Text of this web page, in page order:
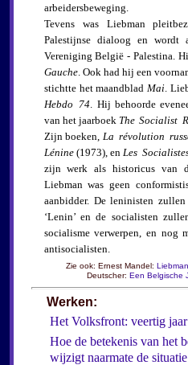
arbeidersbeweging.
Tevens was Liebman
Palestijnse dialoog en wordt
Vereniging België - Palestina.
Gauche. Ook had hij een
stichtte het maandblad Mai .
Hebdo 74 . Hij behoorde
van het jaarboek The Socialist
Zijn boeken, La révolution
Lénine(1973), en Les
zijn werk als historicus van
Liebman was geen
aanbidder. De leninisten
‘Lenin’ en de socialisten
socialisme verwerpen, en nog
antisocialisten.
Zie ook: Ernest Mandel:
Deutscher:Een Belgische
Werken:
Het Volksfront: veertig jaar
Hoe de betekenis van het
wijzigt naarmate de